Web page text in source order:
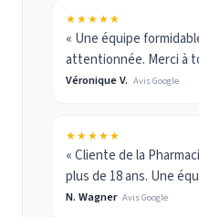
★★★★★
« Une équipe
attentionnée. Merci à
Véronique V. Avis Google
★★★★★
« Cliente de la
plus de 18 ans. Une
N. Wagner Avis Google